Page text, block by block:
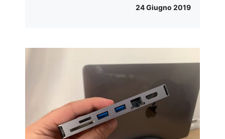
24 Giugno 2019